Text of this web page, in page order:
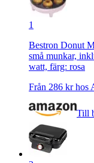
1
Bestron Donut
små munkar,
watt, färg: rosa
Från 286 kr hos
Till